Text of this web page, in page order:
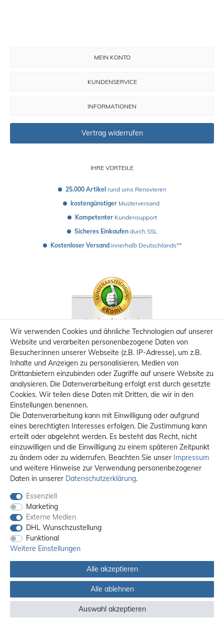
IHRE VORTEILE
25.000 Artikel rund ums Renovieren
kostengünstiger Musterversand
Kompetenter Kundensupport
Sicheres Einkaufen durch SSL
Kostenloser Versand innerhalb Deutschlands**
MEIN KONTO
KUNDENSERVICE
INFORMATIONEN
Vertrag widerrufen
Versandkosten in andere Länder finden Siehier
© 2012 - 2026 orex.de / powered bycreateyourtemplate
Wir verwenden Cookies und ähnliche Technologien auf unserer
Website und verarbeiten personenbezogene Daten von
Besucher:innen unserer Webseite (z.B. IP-Adresse), um z.B.
Inhalte und Anzeigen zu personalisieren, Medien von
Drittanbietern einzubinden oder Zugriffe auf unsere Website zu
analysieren. Die Datenverarbeitung erfolgt erst durch gesetzte
Cookies. Wir teilen diese Daten mit Dritten, die wir in den
Einstellungen benennen.
Die Datenverarbeitung kann mit Einwilligung oder aufgrund
eines berechtigten Interesses erfolgen. Die Zustimmung kann
erteilt oder abgelehnt werden. Es besteht das Recht, nicht
einzuwilligen und die Einwilligung zu einem späteren Zeitpunkt
zu ändern oder zu widerrufen. Beachten Sie unser Impressum
und weitere Hinweise zur Verwendung personenbezogener
Daten in unserer Daten­schutz­erklärung.
Essenziell
Marketing
Externe Medien
DHL Wunschzustellung
Funktional
Weitere Einstellungen
Alle akzeptieren
Alle ablehnen
Auswahl akzeptieren